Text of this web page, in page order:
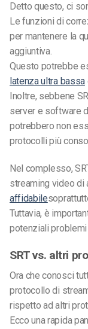
Detto questo, ci
Le funzioni di
per mantenere la
aggiuntiva.
Questo potrebbe
latenza ultra bassa
Inoltre, sebbene
server e software
potrebbero non
protocolli più
Nel complesso,
streaming video di
affidabile
Tuttavia, è
potenziali problemi
SRT vs. altri
Ora che conosci
protocollo di
rispetto ad altri
Ecco una rapida